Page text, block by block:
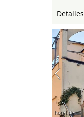
Detalles
hotel.de